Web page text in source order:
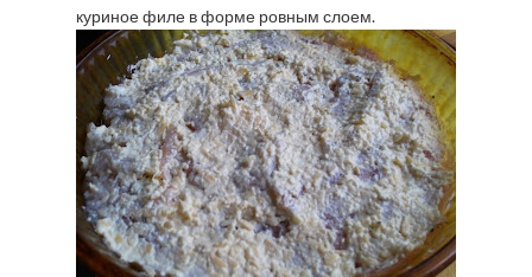
куриное филе в форме ровным слоем.